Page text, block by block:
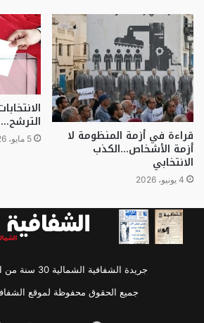
قراءة في أزمة المنظومة لا
أزمة الأشخاص…الكذب
الانتخابي
4 يونيو، 2026
الترشح…
5 مايو، 2026
جريدة الشفافية الشمالية 30 سنة من الإصدار الورقي
جميع الحقوق محفوظة لموقع الشفافية